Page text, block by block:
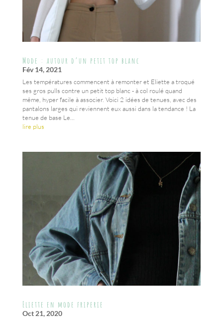
Mode : autour d’un petit top blanc
Fév 14, 2021
Les températures commencent à remonter et Eliette a troqué
ses gros pulls contre un petit top blanc - à col roulé quand
même, hyper facile à associer. Voici 2 idées de tenues, avec des
pantalons larges qui reviennent eux aussi dans la tendance ! La
tenue de base Le...
lire plus
Eliette en mode friperie
Oct 21, 2020